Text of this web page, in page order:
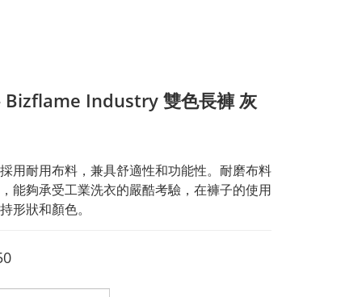
Bizflame Industry 雙色長褲 灰
用耐用布料，兼具舒適性和功能性。耐磨布料
能夠承受工業洗衣的嚴酷考驗，在褲子的使用
形狀和顏色。